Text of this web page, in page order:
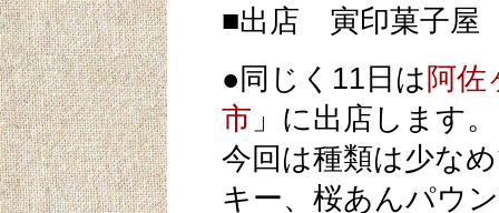
■出店 寅印菓子屋
●同じく11日は阿佐
市 」に出店します。
今回は種類は少な
キー、桜あんパウ